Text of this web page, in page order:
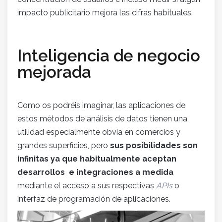
impacto publicitario mejora las cifras habituales.
Inteligencia de negocio
mejorada
Como os podréis imaginar, las aplicaciones de
estos métodos de análisis de datos tienen una
utilidad especialmente obvia en comercios y
grandes superficies, pero sus posibilidades son
infinitas ya que habitualmente aceptan
desarrollos e integraciones a medida
mediante el acceso a sus respectivas APIso
interfaz de programación de aplicaciones.